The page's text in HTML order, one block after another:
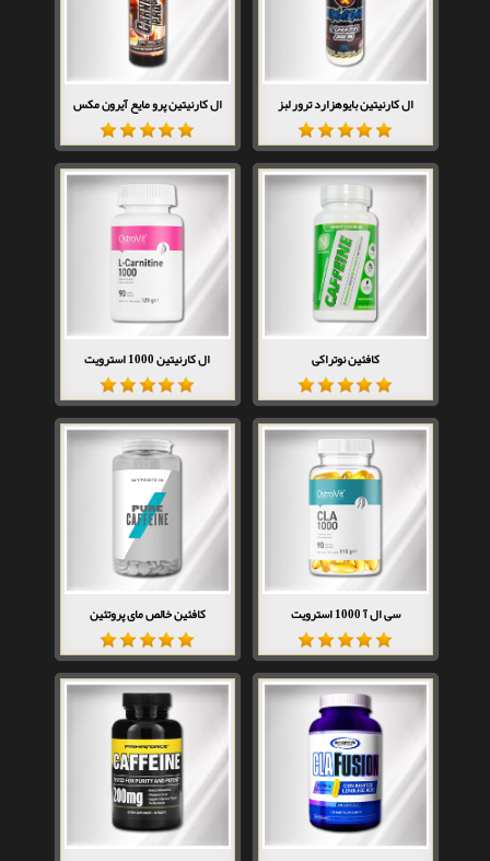
ال کارنیتین بایوهزارد ترور لبز ال کارنیتین پرو مایع آیرون مکس
کافئین نوتراکی ال کارنیتین 1000 استرویت
سی ال آ 1000 استرویت کافئین خالص مای پروتئین